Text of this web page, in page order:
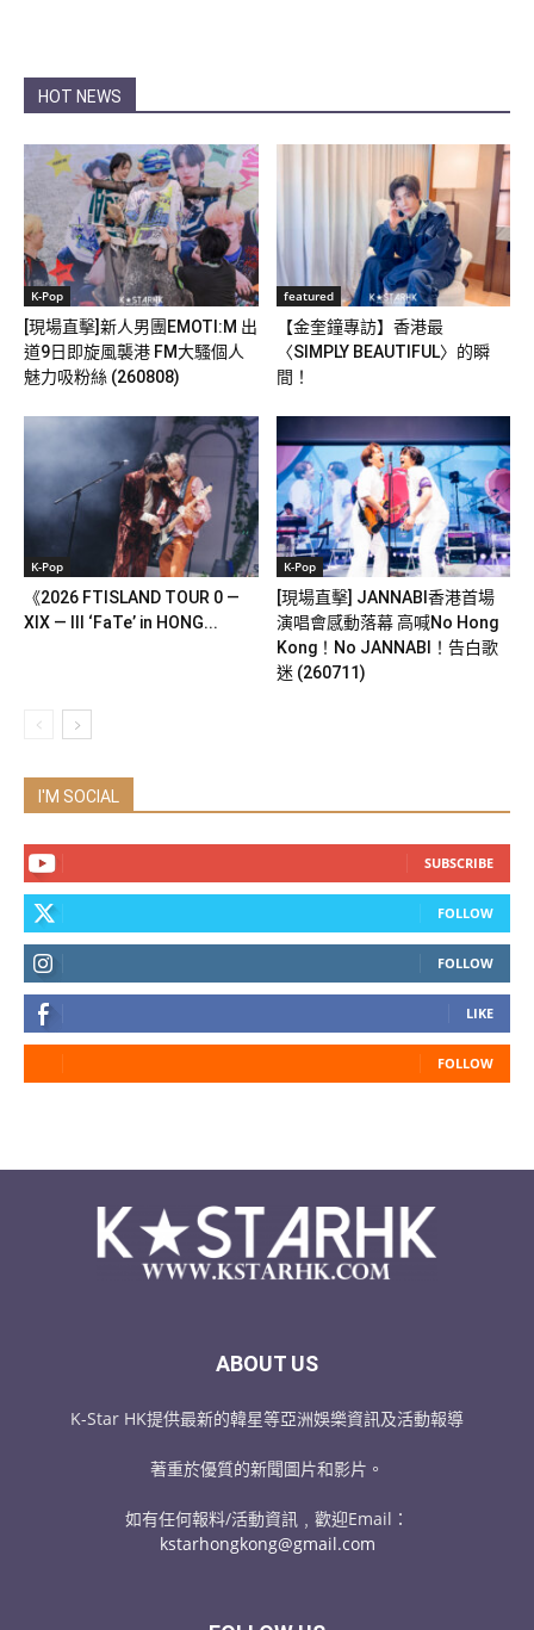
HOT NEWS
K-Pop
[現場直擊]新人男團EMOTI:M 出
道9日即旋風襲港 FM大騷個人
魅力吸粉絲 (260808)
featured
【金奎鐘專訪】香港最
〈SIMPLY BEAUTIFUL〉的瞬
間！
K-Pop
《2026 FTISLAND TOUR 0 —
XIX — III ‘FaTe’ in HONG...
K-Pop
[現場直擊] JANNABI香港首場
演唱會感動落幕 高喊No Hong
Kong！No JANNABI！告白歌
迷 (260711)
I'M SOCIAL
SUBSCRIBE
FOLLOW
FOLLOW
LIKE
FOLLOW
ABOUT US
K-Star HK提供最新的韓星等亞洲娛樂資訊及活動報導
著重於優質的新聞圖片和影片。
如有任何報料/活動資訊﹐歡迎Email：
kstarhongkong@gmail.com